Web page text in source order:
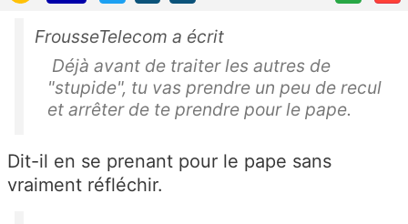
FrousseTelecom a écrit
Déjà avant de traiter les autres de
"stupide", tu vas prendre un peu de recul
et arrêter de te prendre pour le pape.
Dit-il en se prenant pour le pape sans
vraiment réfléchir.